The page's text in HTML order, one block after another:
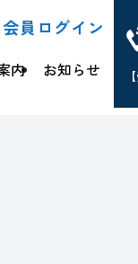
会員ログイン
内 お知らせ